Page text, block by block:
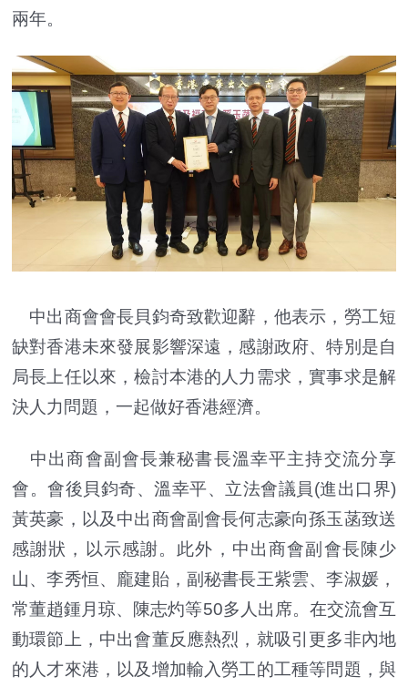
兩年。
中出商會會長貝鈞奇致歡迎辭，他表示，勞工短
缺對香港未來發展影響深遠，感謝政府、特別是自
局長上任以來，檢討本港的人力需求，實事求是解
決人力問題，一起做好香港經濟。
中出商會副會長兼秘書長溫幸平主持交流分享
會。會後貝鈞奇、溫幸平、立法會議員(進出口界)
黃英豪，以及中出商會副會長何志豪向孫玉菡致送
感謝狀，以示感謝。此外，中出商會副會長陳少
山、李秀恒、龐建貽，副秘書長王紫雲、李淑媛，
常董趙鍾月琼、陳志灼等50多人出席。在交流會互
動環節上，中出會董反應熱烈，就吸引更多非內地
的人才來港，以及增加輸入勞工的工種等問題，與